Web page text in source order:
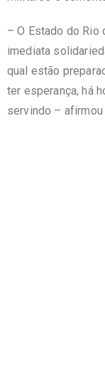
– O Estado do
imediata
qual estão
ter esperança, há
servindo – afirmou